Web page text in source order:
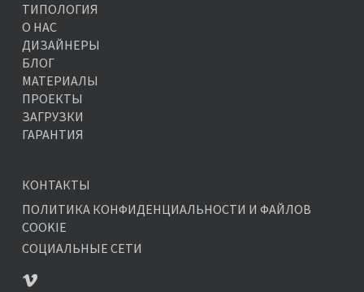
ТИПОЛОГИЯ
О НАС
ДИЗАЙНЕРЫ
БЛОГ
МАТЕРИАЛЫ
ПРОЕКТЫ
ЗАГРУЗКИ
ГАРАНТИЯ
КОНТАКТЫ
ПОЛИТИКА КОНФИДЕНЦИАЛЬНОСТИ И ФАЙЛОВ
COOKIE
СОЦИАЛЬНЫЕ СЕТИ